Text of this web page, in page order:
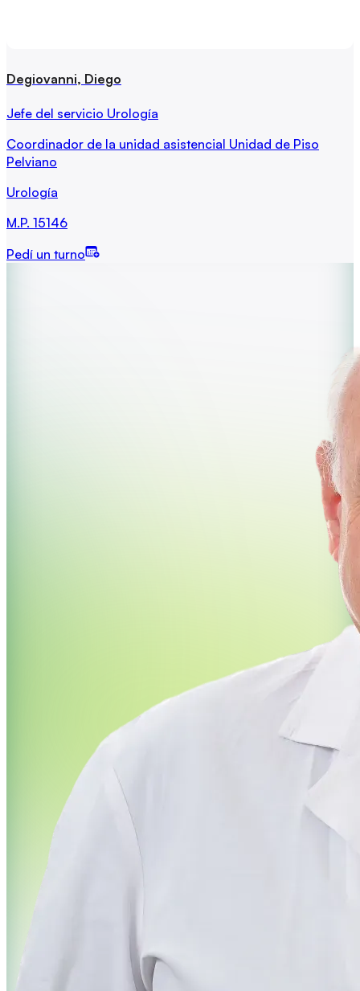
Degiovanni, Diego
Jefe del servicio Urología
Coordinador de la unidad asistencial Unidad de Piso
Pelviano
Urología
M.P. 15146
Pedí un turno